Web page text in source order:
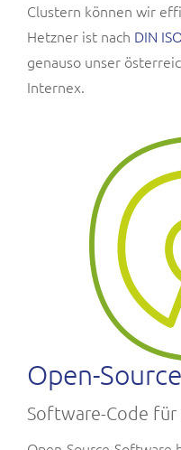
Clustern können wir
Hetzner ist nach DIN
genauso unser
Internex.
Open-
Software-Code für